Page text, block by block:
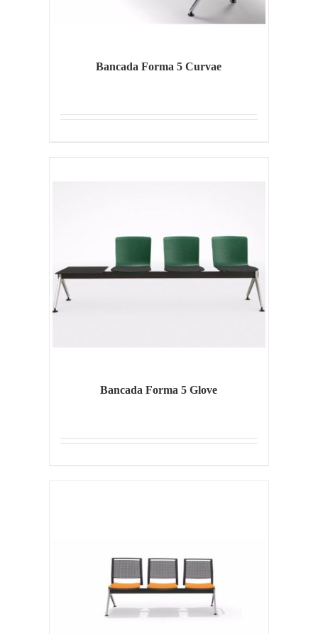
Bancada Forma 5 Curvae
Bancada Forma 5 Glove